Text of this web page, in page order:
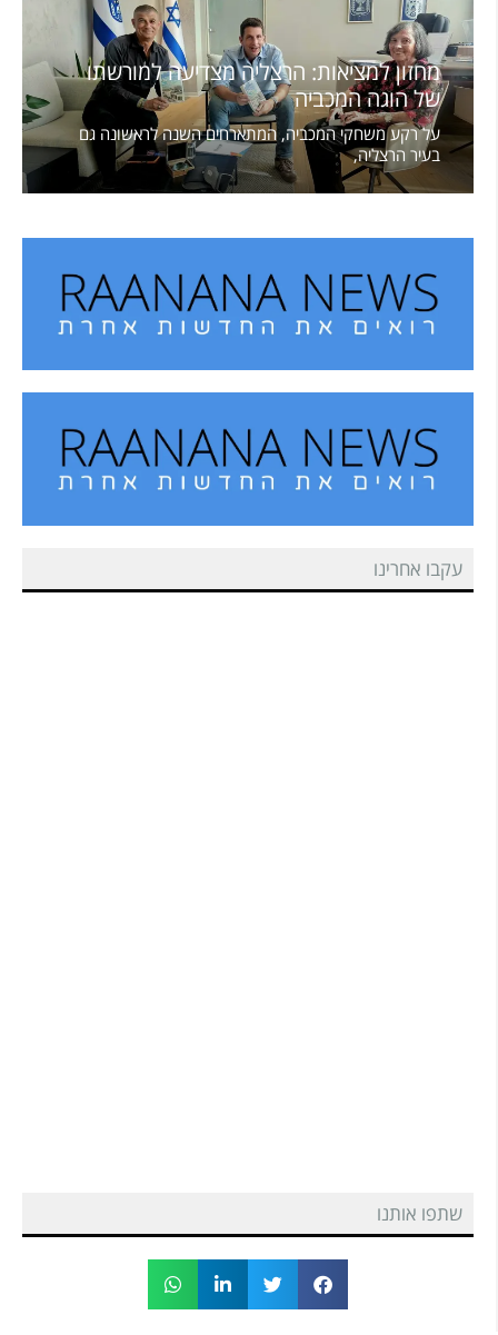
מחזון למציאות: הרצליה מצדיעה למורשתו
של הוגה המכביה
על רקע משחקי המכביה, המתארחים השנה לראשונה גם
בעיר הרצליה,
עקבו אחרינו
שתפו אותנו